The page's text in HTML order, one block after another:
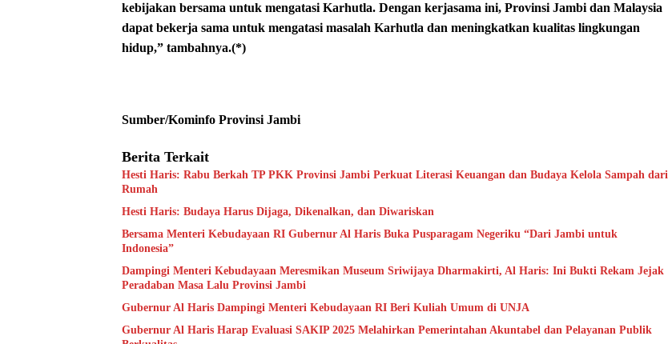
kebijakan bersama untuk mengatasi Karhutla. Dengan kerjasama ini, Provinsi Jambi dan Malaysia
dapat bekerja sama untuk mengatasi masalah Karhutla dan meningkatkan kualitas lingkungan
hidup,” tambahnya.(*)
Sumber/Kominfo Provinsi Jambi
Berita Terkait
Hesti Haris: Rabu Berkah TP PKK Provinsi Jambi Perkuat Literasi Keuangan dan Budaya Kelola Sampah dari
Rumah
Hesti Haris: Budaya Harus Dijaga, Dikenalkan, dan Diwariskan
Bersama Menteri Kebudayaan RI Gubernur Al Haris Buka Pusparagam Negeriku “Dari Jambi untuk
Indonesia”
Dampingi Menteri Kebudayaan Meresmikan Museum Sriwijaya Dharmakirti, Al Haris: Ini Bukti Rekam Jejak
Peradaban Masa Lalu Provinsi Jambi
Gubernur Al Haris Dampingi Menteri Kebudayaan RI Beri Kuliah Umum di UNJA
Gubernur Al Haris Harap Evaluasi SAKIP 2025 Melahirkan Pemerintahan Akuntabel dan Pelayanan Publik